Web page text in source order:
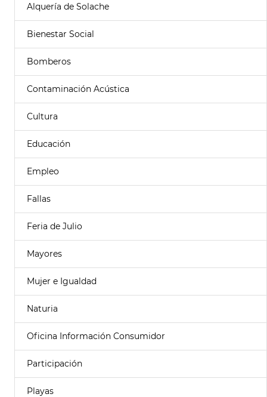
Alquería de Solache
Bienestar Social
Bomberos
Contaminación Acústica
Cultura
Educación
Empleo
Fallas
Feria de Julio
Mayores
Mujer e Igualdad
Naturia
Oficina Información Consumidor
Participación
Playas